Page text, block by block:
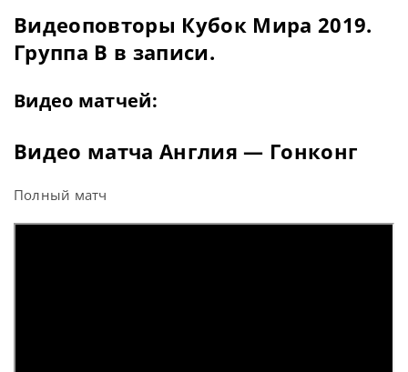
Видеоповторы Кубок Мира 2019.
Группа B в записи.
Видео матчей:
Видео матча Англия — Гонконг
Полный матч